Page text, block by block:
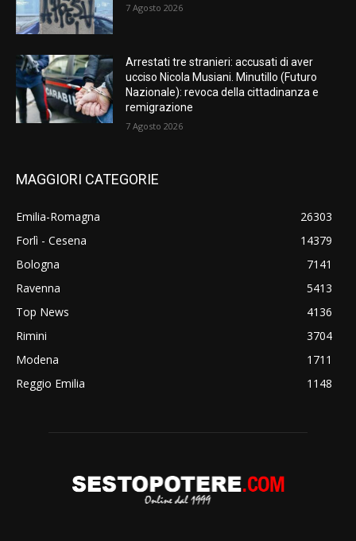
7 Agosto 2026
Arrestati tre stranieri: accusati di aver
ucciso Nicola Musiani. Minutillo (Futuro
Nazionale): revoca della cittadinanza e
remigrazione
7 Agosto 2026
MAGGIORI CATEGORIE
Emilia-Romagna
26303
Forlì - Cesena
14379
Bologna
7141
Ravenna
5413
Top News
4136
Rimini
3704
Modena
1711
Reggio Emilia
1148